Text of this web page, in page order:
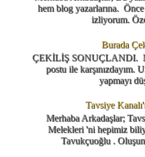
hem blog yazarlarına.
izliyorum.
Burada
ÇEKİLİŞ SONUÇLANDI.
postu ile karşınızdayım.
yapmayı
Tavsiye
Merhaba Arkadaşlar;
Melekleri 'ni hepimiz
Tavukçuoğlu .